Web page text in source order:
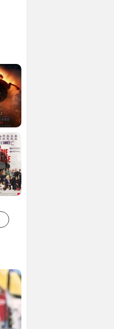
De la Comédie-Française Teaser VF